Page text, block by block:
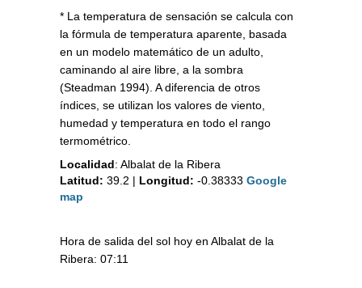
* La temperatura de sensación se calcula con
la fórmula de temperatura aparente, basada
en un modelo matemático de un adulto,
caminando al aire libre, a la sombra
(Steadman 1994). A diferencia de otros
índices, se utilizan los valores de viento,
humedad y temperatura en todo el rango
termométrico.
Localidad: Albalat de la Ribera
Latitud: 39.2 | Longitud: -0.38333 Google
map
Hora de salida del sol hoy en Albalat de la
Ribera: 07:11